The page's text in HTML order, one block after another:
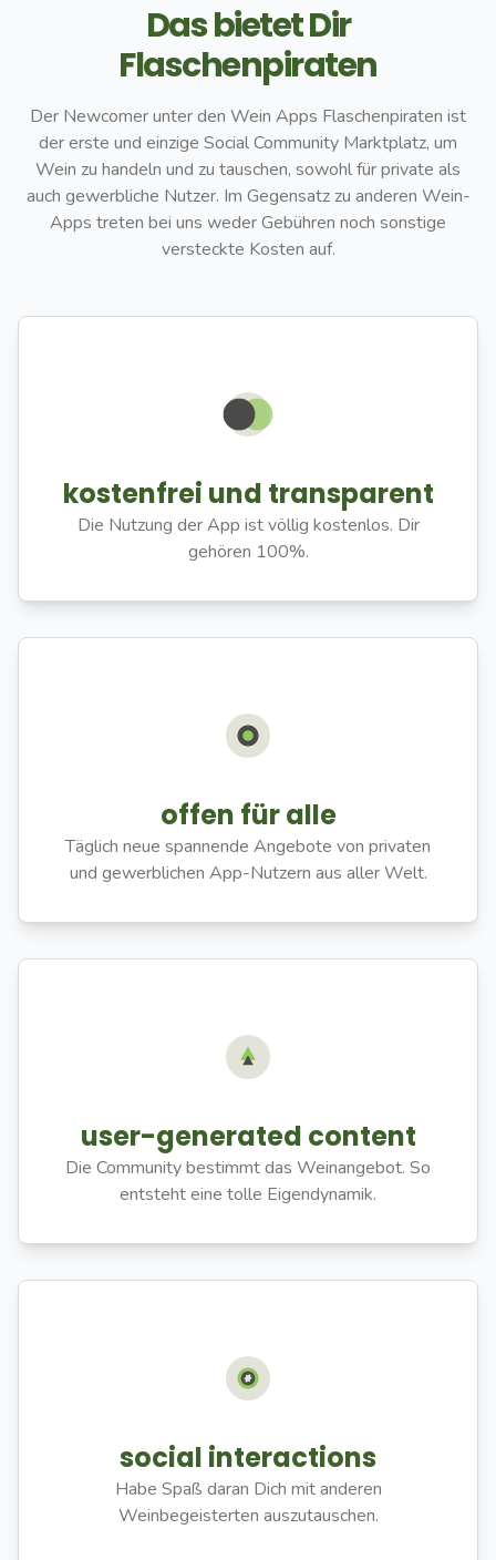
Das bietet Dir
Flaschenpiraten
Der Newcomer unter den Wein Apps Flaschenpiraten ist
der erste und einzige Social Community Marktplatz, um
Wein zu handeln und zu tauschen, sowohl für private als
auch gewerbliche Nutzer. Im Gegensatz zu anderen Wein-
Apps treten bei uns weder Gebühren noch sonstige
versteckte Kosten auf.
kostenfrei und transparent
Die Nutzung der App ist völlig kostenlos. Dir
gehören 100%.
offen für alle
Täglich neue spannende Angebote von privaten
und gewerblichen App-Nutzern aus aller Welt.
user-generated content
Die Community bestimmt das Weinangebot. So
entsteht eine tolle Eigendynamik.
social interactions
Habe Spaß daran Dich mit anderen
Weinbegeisterten auszutauschen.